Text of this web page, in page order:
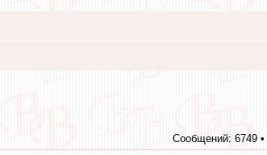
Сообщений: 6749 •